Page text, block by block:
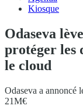
Kiosque
Odaseva
protéger les
le cloud
Odaseva a annoncé
21M€